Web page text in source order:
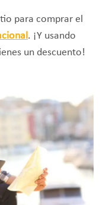
para comprar el
. ¡Y usando
un descuento!